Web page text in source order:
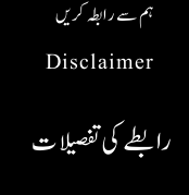
Disclaimer
ہم سے رابطہ کریں
رابطے کی تفصیلات